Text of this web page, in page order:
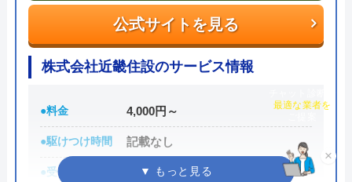
0120-776-044
受付時間 24時間
街角水道工事相談所の基本情報
運営会社 トラベルブック株式会社
公式サイトを見る
株式会社近畿住設のサービス情報
●料金 4,000円～
●駆けつけ時間 記載なし
●受付時間 9:00～18:00
×
最適な業者を
ご提案